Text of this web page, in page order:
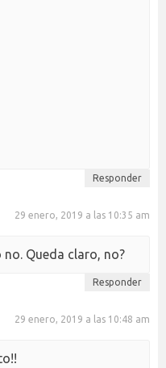
Responder
29 enero, 2019 a las 10:35 am
Queda claro, no?
Responder
29 enero, 2019 a las 10:48 am